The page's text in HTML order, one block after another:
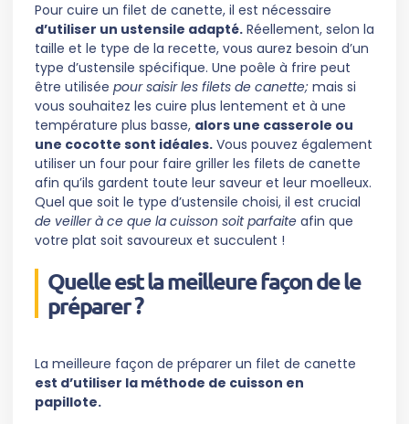
Pour cuire un filet de canette, il est nécessaire
d’utiliser un ustensile adapté. Réellement, selon la
taille et le type de la recette, vous aurez besoin d’un
type d’ustensile spécifique. Une poêle à frire peut
être utilisée pour saisir les filets de canette; mais si
vous souhaitez les cuire plus lentement et à une
température plus basse, alors une casserole ou
une cocotte sont idéales. Vous pouvez également
utiliser un four pour faire griller les filets de canette
afin qu’ils gardent toute leur saveur et leur moelleux.
Quel que soit le type d’ustensile choisi, il est crucial
de veiller à ce que la cuisson soit parfaite afin que
votre plat soit savoureux et succulent !
Quelle est la meilleure façon de le
préparer ?
La meilleure façon de préparer un filet de canette
est d’utiliser la méthode de cuisson en
papillote.